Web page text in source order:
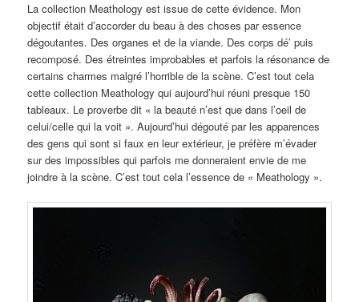
La collection Meathology est issue de cette évidence. Mon
objectif était d’accorder du beau à des choses par essence
dégoutantes. Des organes et de la viande. Des corps dé’ puis
recomposé. Des étreintes improbables et parfois la résonance de
certains charmes malgré l’horrible de la scène. C’est tout cela
cette collection Meathology qui aujourd’hui réuni presque 150
tableaux. Le proverbe dit « la beauté n’est que dans l’oeil de
celui/celle qui la voit ». Aujourd’hui dégouté par les apparences
des gens qui sont si faux en leur extérieur, je préfère m’évader
sur des impossibles qui parfois me donneraient envie de me
joindre à la scène. C’est tout cela l’essence de « Meathology ».